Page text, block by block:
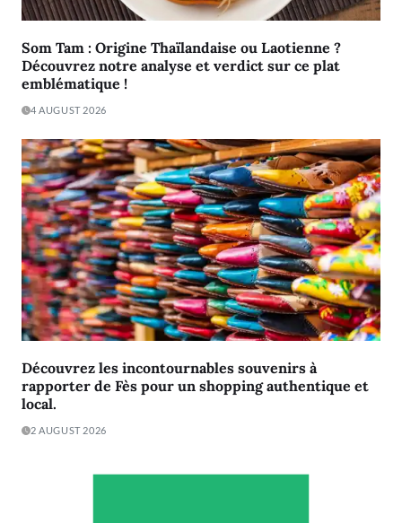
Som Tam : Origine Thaïlandaise ou Laotienne ?
Découvrez notre analyse et verdict sur ce plat
emblématique !
4 AUGUST 2026
Découvrez les incontournables souvenirs à
rapporter de Fès pour un shopping authentique et
local.
2 AUGUST 2026